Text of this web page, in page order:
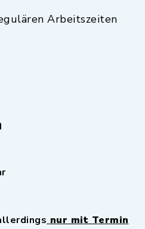
Arbeitszeiten
nur mit Termin